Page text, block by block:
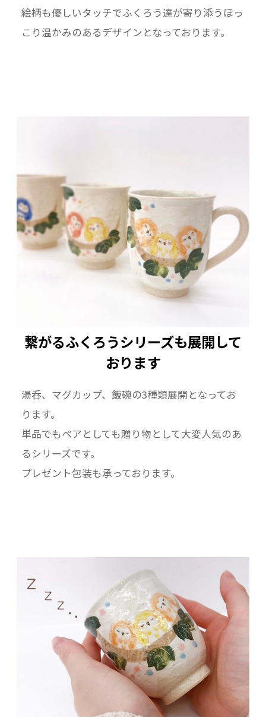
絵柄も優しいタッチでふくろう達が寄り添うほっ
こり温かみのあるデザインとなっております。
繋がるふくろうシリーズも展開して
おります
湯呑、マグカップ、飯碗の3種類展開となってお
ります。
単品でもペアとしても贈り物として大変人気のあ
るシリーズです。
プレゼント包装も承っております。